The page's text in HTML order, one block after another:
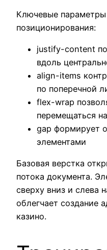
Ключевые
позиционирования:
justify-content
вдоль
align-items
по поперечной
flex-wrap
перемещаться
gap формирует
элементами
Базовая верстка
потока документа.
сверху вниз и слева
облегчает создание
казино.